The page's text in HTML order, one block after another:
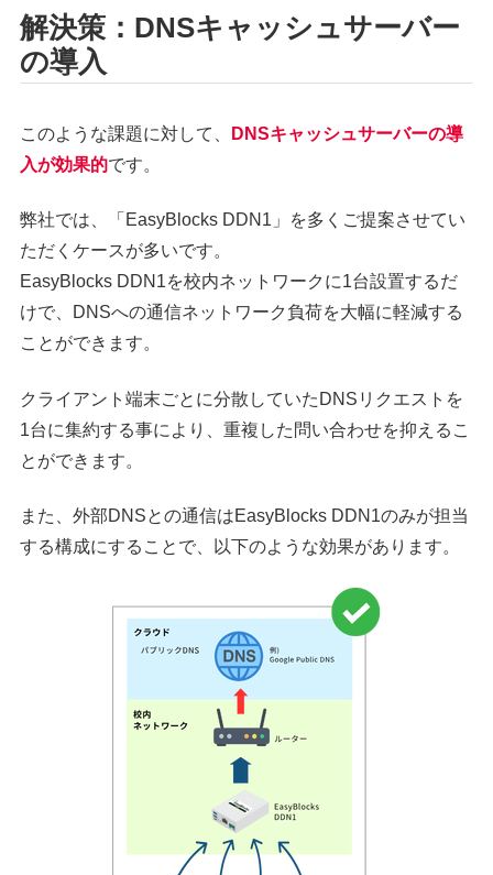
解決策：DNSキャッシュサーバー
の導入
このような課題に対して、
DNSキャッシュサーバーの導
入が効果的です。
弊社では、「EasyBlocks DDN1」を多くご提案させてい
ただくケースが多いです。
EasyBlocks DDN1を校内ネットワークに1台設置するだ
けで、DNSへの通信ネットワーク負荷を大幅に軽減する
ことができます。
クライアント端末ごとに分散していたDNSリクエストを
1台に集約する事により、重複した問い合わせを抑えるこ
とができます。
また、外部DNSとの通信はEasyBlocks DDN1のみが担当
する構成にすることで、以下のような効果があります。